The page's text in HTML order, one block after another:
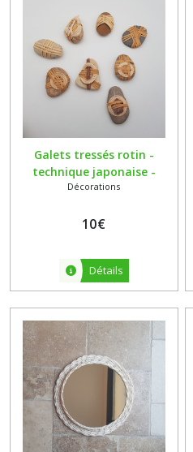
Galets tressés rotin -
technique japonaise -
vendus à l'unité
Décorations
10€
Détails